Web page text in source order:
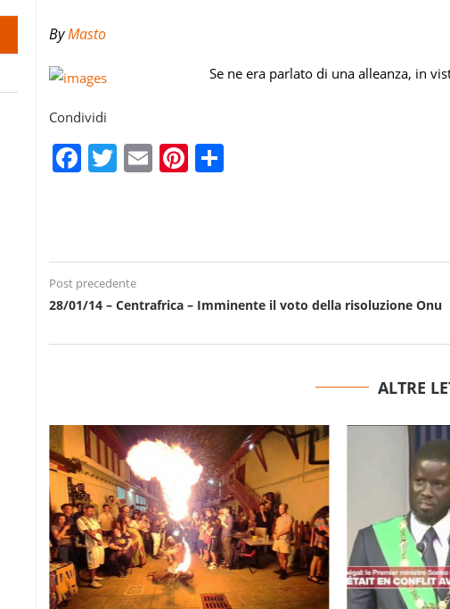
ByMasto
Se ne era parlato di una alleanza, in
Condividi
Facebook
Twitter
EmailPinterest
Post precedente
28/01/14 – Centrafrica – Imminente il voto della risoluzione Onu
ALTRE